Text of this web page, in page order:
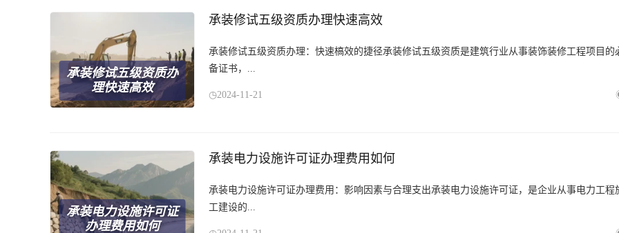
承装修试五级资质办
理快速高效
承装修试五级资质办理快速高效
承装修试五级资质办理：快速槁效的捷径承装修试五级资质是建筑行业从事装饰装修工程项目的
备证书，...
2024-11-21
承装电力设施许可证
办理费用如何
承装电力设施许可证办理费用如何
承装电力设施许可证办理费用：影响因素与合理支出承装电力设施许可证，是企业从事电力工程
工建设的...